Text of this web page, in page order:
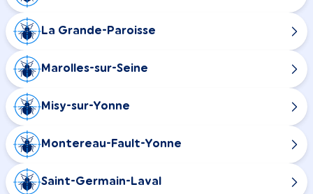
La Grande-Paroisse
Marolles-sur-Seine
Misy-sur-Yonne
Montereau-Fault-Yonne
Saint-Germain-Laval